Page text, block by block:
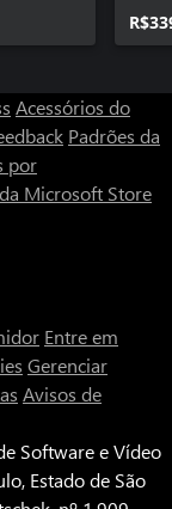
Acessórios do
Padrões da
por
Microsoft Store
Entre em
Gerenciar
Avisos de
Software e Vídeo
Estado de São